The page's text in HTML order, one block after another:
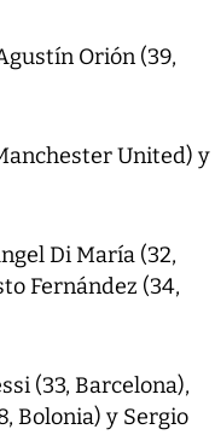
Orión (39,
United) y
Di María (32,
Fernández (34,
(33, Barcelona),
Bolonia) y Sergio